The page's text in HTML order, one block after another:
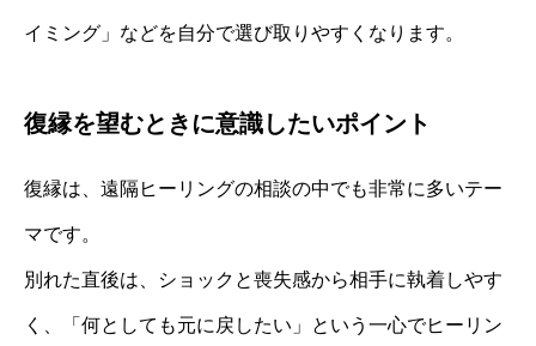
イミング」などを自分で選び取りやすくなります。
復縁を望むときに意識したいポイント
復縁は、遠隔ヒーリングの相談の中でも非常に多いテー
マです。
別れた直後は、ショックと喪失感から相手に執着しやす
く、「何としても元に戻したい」という一心でヒーリン